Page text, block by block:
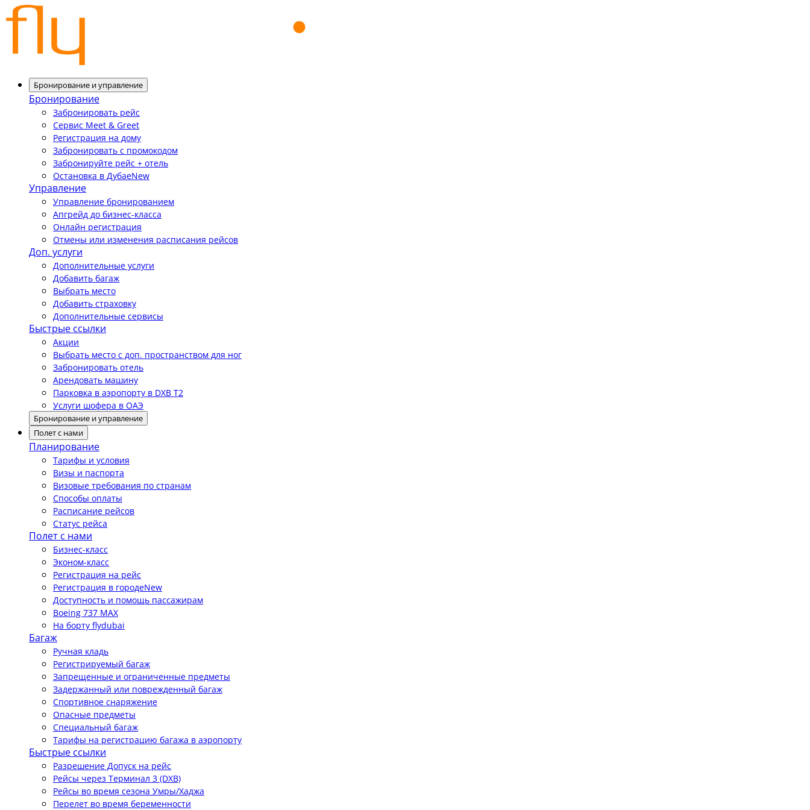
Бронирование и управление
Бронирование
Забронировать рейс
Сервис Meet & Greet
Регистрация на дому
Забронировать с промокодом
Забронируйте рейс + отель
Остановка в ДубаеNew
Управление
Управление бронированием
Апгрейд до бизнес-класса
Онлайн регистрация
Отмены или изменения расписания рейсов
Доп. услуги
Дополнительные услуги
Добавить багаж
Выбрать место
Добавить страховку
Дополнительные сервисы
Быстрые ссылки
Акции
Выбрать место с доп. пространством для ног
Забронировать отель
Арендовать машину
Парковка в аэропорту в DXB T2
Услуги шофера в ОАЭ
Бронирование и управление
Полет с нами
Планирование
Тарифы и условия
Визы и паспорта
Визовые требования по странам
Способы оплаты
Расписание рейсов
Статус рейса
Полет с нами
Бизнес-класс
Эконом-класс
Регистрация на рейс
Регистрация в городеNew
Доступность и помощь пассажирам
Boeing 737 MAX
На борту flydubai
Багаж
Ручная кладь
Регистрируемый багаж
Запрещенные и ограниченные предметы
Задержанный или поврежденный багаж
Спортивное снаряжение
Опасные предметы
Специальный багаж
Тарифы на регистрацию багажа в аэропорту
Быстрые ссылки
Разрешение Допуск на рейс
Рейсы через Терминал 3 (DXB)
Рейсы во время сезона Умры/Хаджа
Перелет во время беременности